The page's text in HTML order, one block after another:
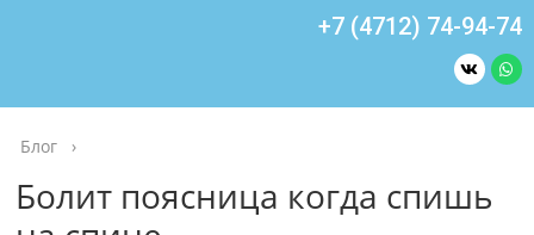
+7 (4712) 74-94-74
Блог ›
Болит поясница когда спишь